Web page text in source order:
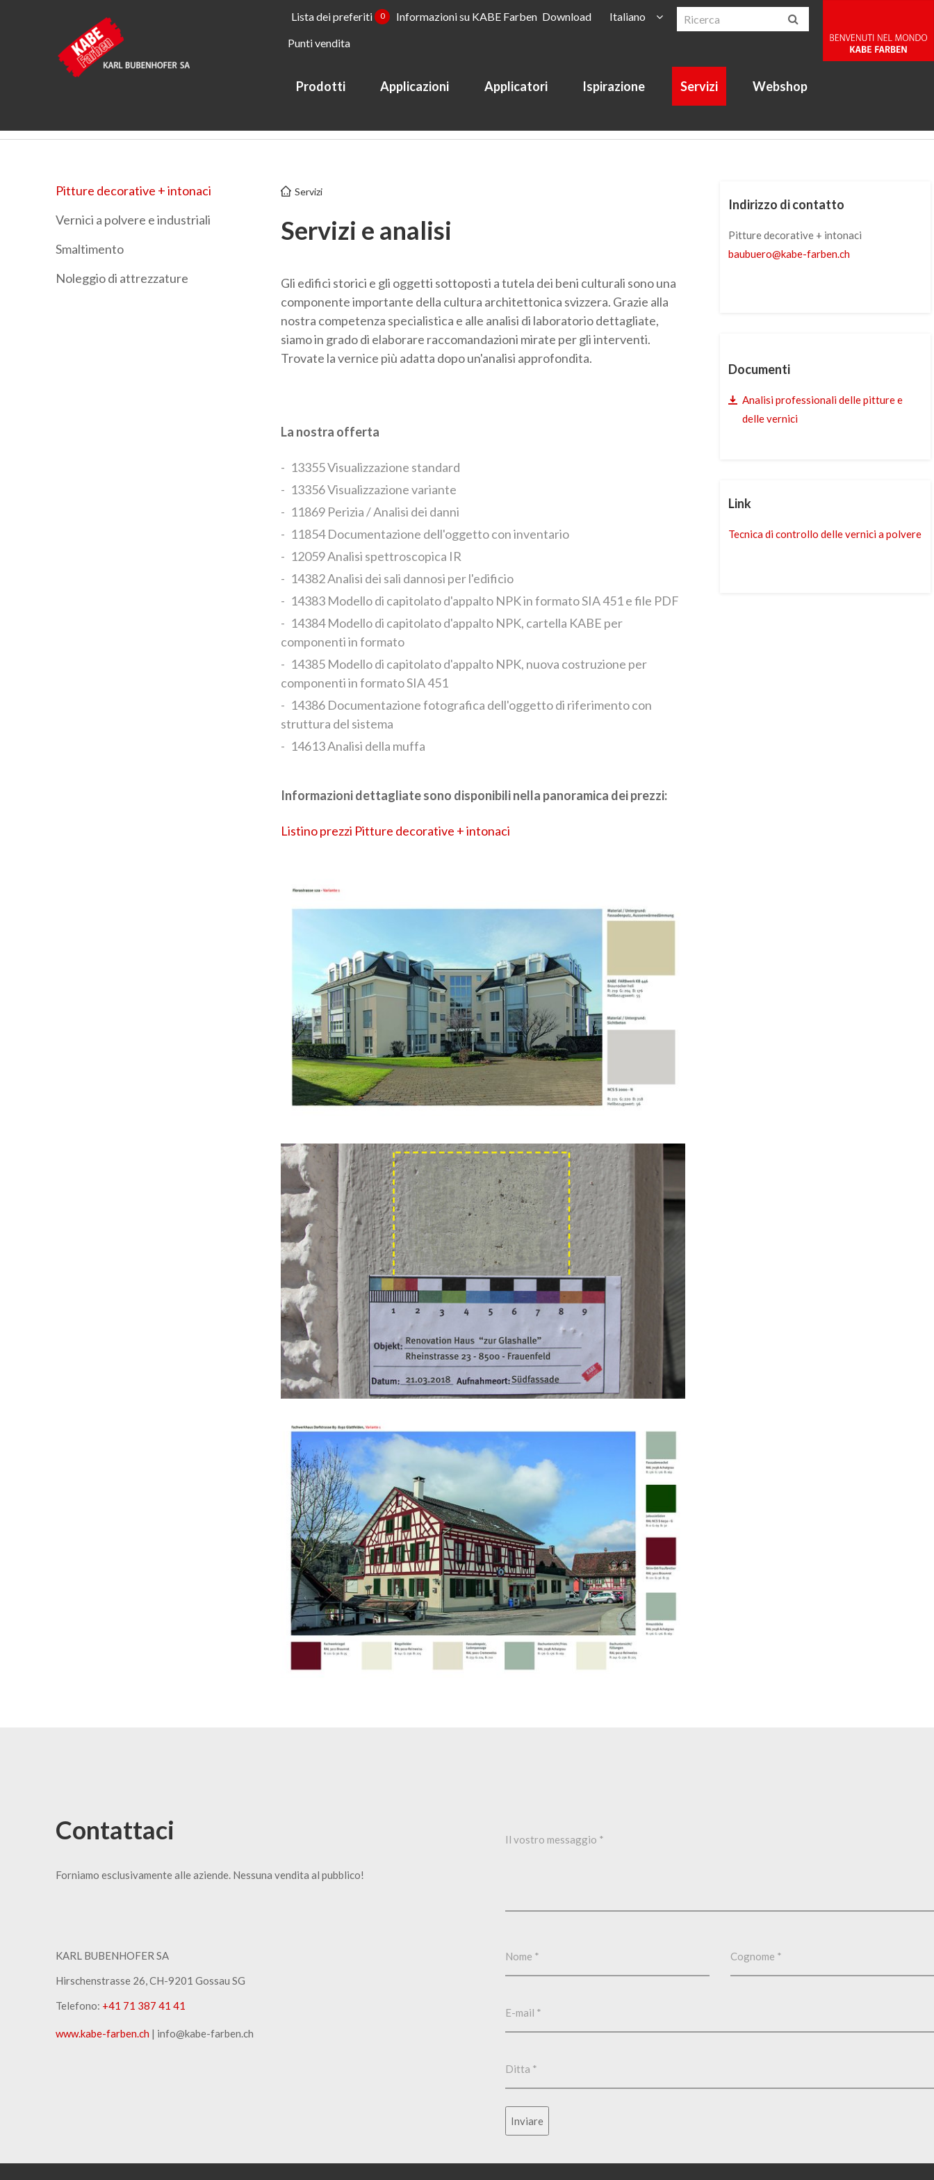
Lista dei preferiti 0 Informazioni su KABE Farben Download
Punti vendita
Italiano
Prodotti Applicazioni Applicatori Ispirazione Servizi Webshop
Pitture decorative + intonaci
Vernici a polvere e industriali
Smaltimento
Noleggio di attrezzature
Servizi
Servizi e analisi
Gli edifici storici e gli oggetti sottoposti a tutela dei beni culturali sono una
componente importante della cultura architettonica svizzera. Grazie alla
nostra competenza specialistica e alle analisi di laboratorio dettagliate,
siamo in grado di elaborare raccomandazioni mirate per gli interventi.
Trovate la vernice più adatta dopo un'analisi approfondita.
La nostra offerta
13355 Visualizzazione standard
13356 Visualizzazione variante
11869 Perizia / Analisi dei danni
11854 Documentazione dell'oggetto con inventario
12059 Analisi spettroscopica IR
14382 Analisi dei sali dannosi per l'edificio
14383 Modello di capitolato d'appalto NPK in formato SIA 451 e file PDF
14384 Modello di capitolato d'appalto NPK, cartella KABE per
componenti in formato
14385 Modello di capitolato d'appalto NPK, nuova costruzione per
componenti in formato SIA 451
14386 Documentazione fotografica dell'oggetto di riferimento con
struttura del sistema
14613 Analisi della muffa
Informazioni dettagliate sono disponibili nella panoramica dei prezzi:
Listino prezzi Pitture decorative + intonaci
Indirizzo di contatto
Pitture decorative + intonaci
baubuero@kabe-farben.ch
Documenti
Analisi professionali delle pitture e
delle vernici
Link
Tecnica di controllo delle vernici a polvere
Contattaci
Forniamo esclusivamente alle aziende. Nessuna vendita al pubblico!
KARL BUBENHOFER SA
Hirschenstrasse 26, CH-9201 Gossau SG
Telefono: +41 71 387 41 41
www.kabe-farben.ch | info@kabe-farben.ch
Inviare